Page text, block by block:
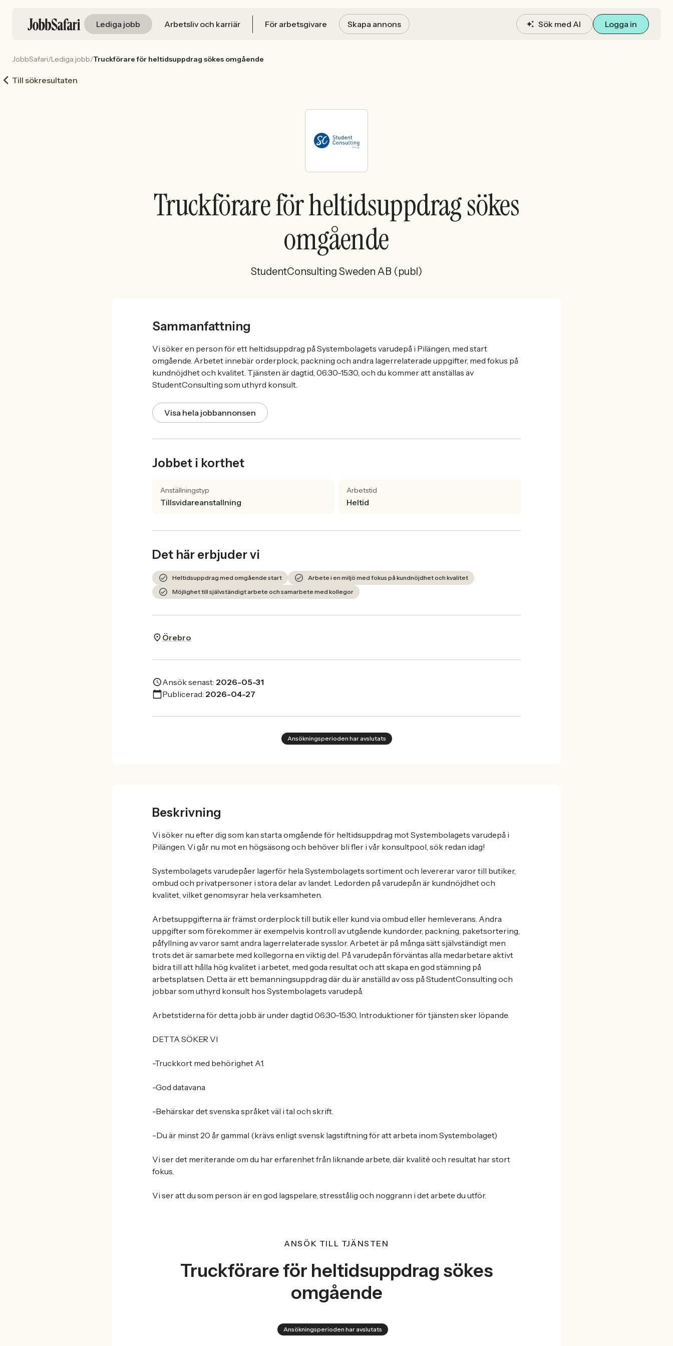
Lediga jobb Arbetsliv och karriär För arbetsgivare Skapa annons Sök med AI Logga in
JobbSafari/Lediga jobb/Truckförare för heltidsuppdrag sökes omgående
Till sökresultaten
Truckförare för heltidsuppdrag sökes
omgående
StudentConsulting Sweden AB (publ)
Sammanfattning
Vi söker en person för ett heltidsuppdrag på Systembolagets varudepå i Pilängen, med start
omgående. Arbetet innebär orderplock, packning och andra lagerrelaterade uppgifter, med fokus på
kundnöjdhet och kvalitet. Tjänsten är dagtid, 06:30-15:30, och du kommer att anställas av
StudentConsulting som uthyrd konsult.
Visa hela jobbannonsen
Jobbet i korthet
Anställningstyp
Tillsvidareanstallning
Arbetstid
Heltid
Det här erbjuder vi
Heltidsuppdrag med omgående start
Arbete i en miljö med fokus på kundnöjdhet och kvalitet
Möjlighet till självständigt arbete och samarbete med kollegor
Örebro
Ansök senast: 2026-05-31
Publicerad: 2026-04-27
Ansökningsperioden har avslutats
Beskrivning
Vi söker nu efter dig som kan starta omgående för heltidsuppdrag mot Systembolagets varudepå i
Pilängen. Vi går nu mot en högsäsong och behöver bli fler i vår konsultpool, sök redan idag!
Systembolagets varudepåer lagerför hela Systembolagets sortiment och levererar varor till butiker,
ombud och privatpersoner i stora delar av landet. Ledorden på varudepån är kundnöjdhet och
kvalitet, vilket genomsyrar hela verksamheten.
Arbetsuppgifterna är främst orderplock till butik eller kund via ombud eller hemleverans. Andra
uppgifter som förekommer är exempelvis kontroll av utgående kundorder, packning, paketsortering,
påfyllning av varor samt andra lagerrelaterade sysslor. Arbetet är på många sätt självständigt men
trots det är samarbete med kollegorna en viktig del. På varudepån förväntas alla medarbetare aktivt
bidra till att hålla hög kvalitet i arbetet, med goda resultat och att skapa en god stämning på
arbetsplatsen. Detta är ett bemanningsuppdrag där du är anställd av oss på StudentConsulting och
jobbar som uthyrd konsult hos Systembolagets varudepå.
Arbetstiderna för detta jobb är under dagtid 06:30-15:30, Introduktioner för tjänsten sker löpande.
DETTA SÖKER VI
-Truckkort med behörighet A1.
-God datavana
-Behärskar det svenska språket väl i tal och skrift.
-Du är minst 20 år gammal (krävs enligt svensk lagstiftning för att arbeta inom Systembolaget)
Vi ser det meriterande om du har erfarenhet från liknande arbete, där kvalité och resultat har stort
fokus.
Vi ser att du som person är en god lagspelare, stresstålig och noggrann i det arbete du utför.
ANSÖK TILL TJÄNSTEN
Truckförare för heltidsuppdrag sökes
omgående
Ansökningsperioden har avslutats